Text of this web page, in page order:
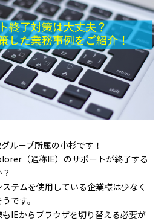
グループ所属の小杉です！
（通称IE）のサポートが終了する
テムを使用している企業様は少なく
です。
IEからブラウザを切り替える必要が